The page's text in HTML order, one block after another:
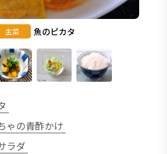
主菜 魚のピカタ
ゃの青酢かけ
ラダ